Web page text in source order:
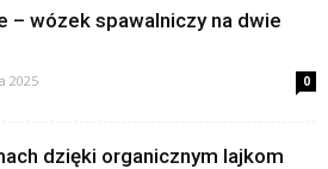
– wózek spawalniczy na dwie
2025 0
dzięki organicznym lajkom